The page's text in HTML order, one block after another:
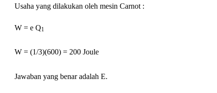
Usaha yang dilakukan oleh mesin Carnot :
W = e Q1
W = (1/3)(600) = 200 Joule
Jawaban yang benar adalah E.